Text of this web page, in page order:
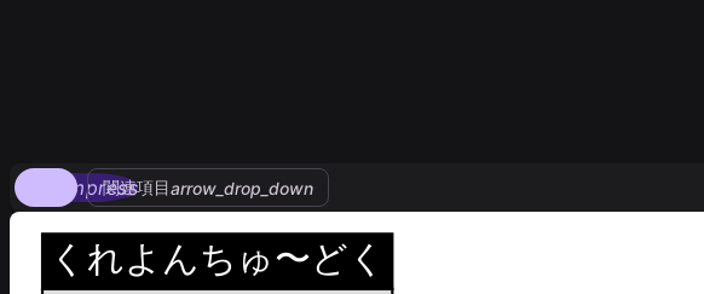
compress
関連項目arrow_drop_down